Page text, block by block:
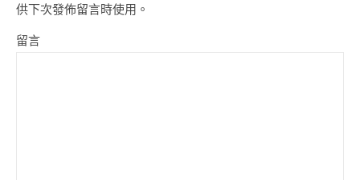
供下次發佈留言時使用。
留言